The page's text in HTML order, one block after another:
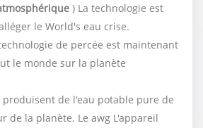
) La technologie est
le World's eau crise.
de percée est maintenant
le monde sur la planète
produisent de l'eau potable pure de
de la planète. Le awg L'appareil